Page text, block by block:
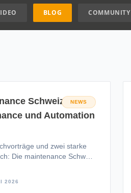
BLOG COMMUNITY
NEWS
Schweiz 2026:
und Automation
und zwei starke
Die maintenance Schweiz
2026